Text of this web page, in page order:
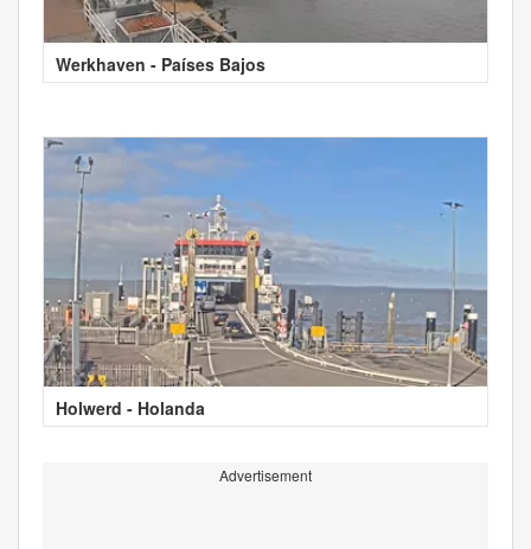
Werkhaven - Países Bajos
Holwerd - Holanda
Advertisement